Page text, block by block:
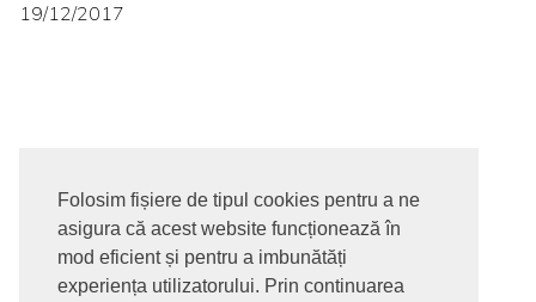
Folosim fișiere de tipul cookies pentru a ne
asigura că acest website funcționează în
mod eficient și pentru a imbunătăți
experiența utilizatorului. Prin continuarea
19/12/2017
© 2017-2026. Toate drepturile rezervate
SIGNUPDOTWORK SRLTermeni si conditii | Politica de